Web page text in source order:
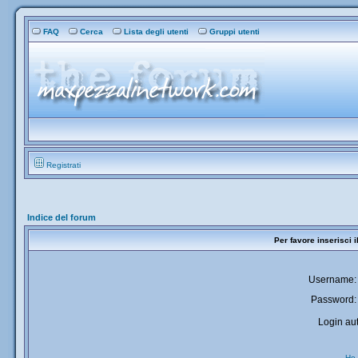
FAQ Cerca Lista degli utenti Gruppi utenti
Registrati
Indice del forum
Per favore inserisci
Username:
Password:
Login